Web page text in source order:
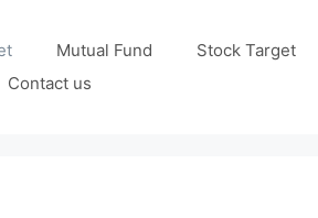
Mutual Fund Stock Target
Contact us